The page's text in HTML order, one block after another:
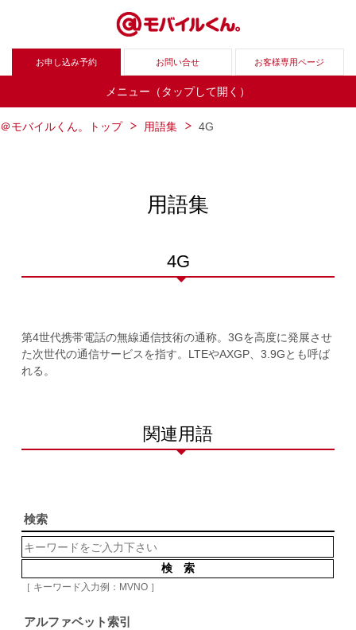
お申し込み予約 お問い合せ お客様専用ページ
メニュー（タップして開く）
＠モバイルくん。トップ 用語集 4G
用語集
4G
第4世代携帯電話の無線通信技術の通称。3Gを高度に発展させ
た次世代の通信サービスを指す。LTEやAXGP、3.9Gとも呼ば
れる。
関連用語
検索
［ キーワード入力例：MVNO ］
アルファベット索引